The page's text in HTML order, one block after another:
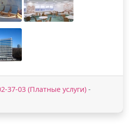
37-03 (Платные услуги) -